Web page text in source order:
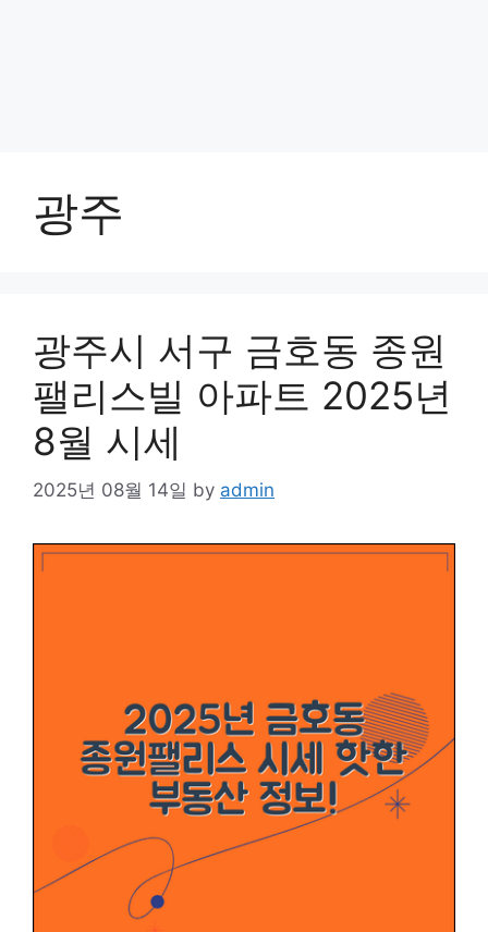
광주
광주시 서구 금호동 종원
팰리스빌 아파트 2025년
8월 시세
2025년 08월 14일 by admin